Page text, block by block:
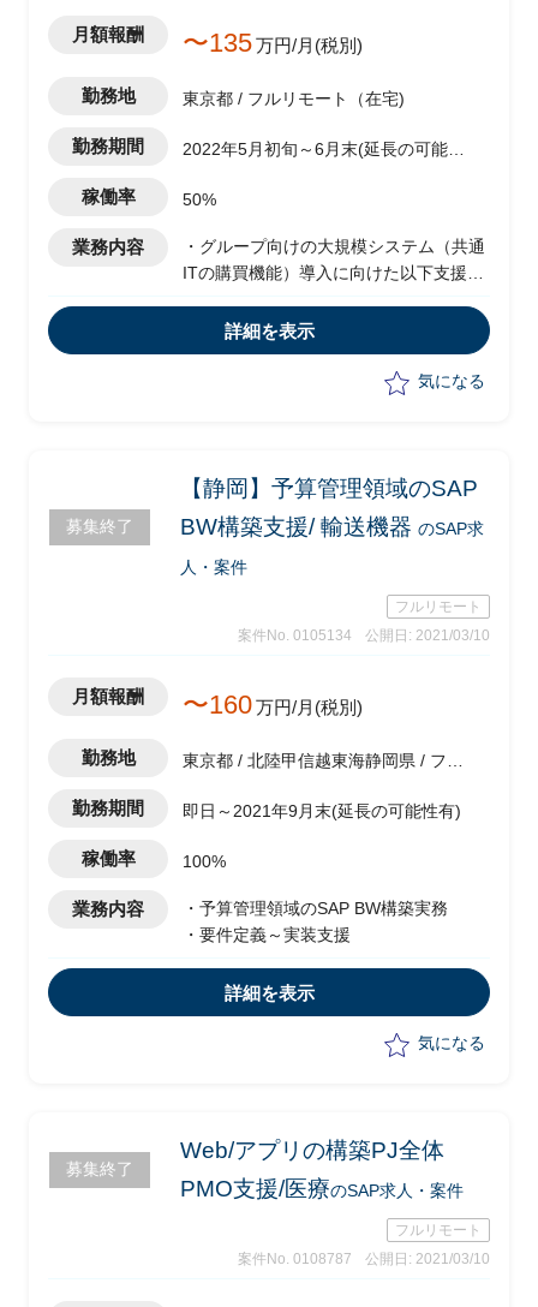
月額報酬 〜135万円/月(税別)
勤務地 東京都 / フルリモート（在宅)
勤務期間
2022年5月初旬～6月末(延長の可能性
稼働率 50%
業務内容
・グループ向けの大規模システム（共通
ITの購買機能）導入に向けた以下支援
・業務プロセス改善支援
詳細を表示
気になる
募集終了
【静岡】予算管理領域のSAP
BW構築支援/ 輸送機器 のSAP求
人・案件
フルリモート
案件No. 0105134
公開日: 2021/03/10
月額報酬 〜160万円/月(税別)
勤務地
東京都 / 北陸甲信越東海静岡県 / フル
勤務期間 即日～2021年9月末(延長の可能性有)
稼働率 100%
業務内容
・予算管理領域のSAP BW構築実務
・要件定義～実装支援
詳細を表示
気になる
募集終了
Web/アプリの構築PJ全体
PMO支援/医療のSAP求人・案件
フルリモート
案件No. 0108787
公開日: 2021/03/10